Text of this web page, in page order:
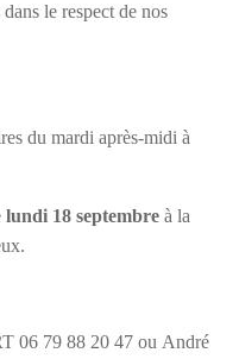
le respect de nos
du mardi après-midi à
lundi 18 septembre à la
06 79 88 20 47 ou André